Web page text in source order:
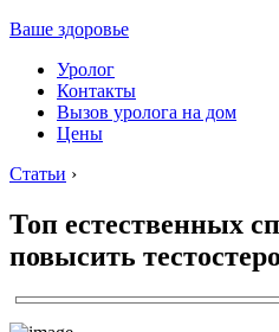
Ваше здоровье
Уролог
Контакты
Вызов уролога на дом
Цены
Статьи ›
Топ естественных
повысить